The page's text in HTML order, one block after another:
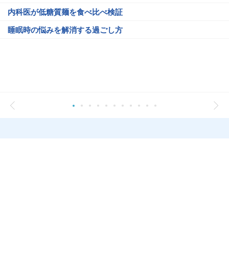
内科医が低糖質麺を食べ比べ検証
睡眠時の悩みを解消する過ごし方